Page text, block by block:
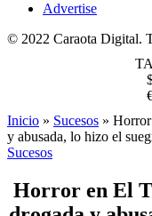
Advertise
© 2022 Caraota Digital.
Inicio » Sucesos » Horror
y abusada, lo hizo el
Sucesos
Horror en El